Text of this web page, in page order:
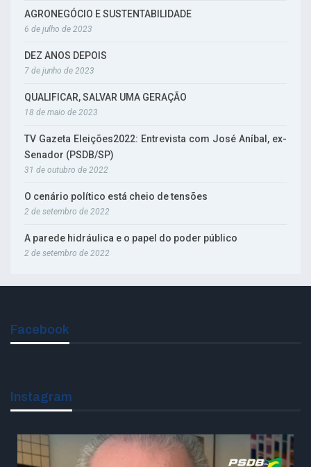
AGRONEGÓCIO E SUSTENTABILIDADE
6 de julho de 2023
DEZ ANOS DEPOIS
7 de junho de 2023
QUALIFICAR, SALVAR UMA GERAÇÃO
18 de maio de 2023
TV Gazeta Eleições2022: Entrevista com José Aníbal, ex-
Senador (PSDB/SP)
31 de outubro de 2022
O cenário político está cheio de tensões
2 de setembro de 2022
A parede hidráulica e o papel do poder público
2 de setembro de 2022
Facebook
Instagram